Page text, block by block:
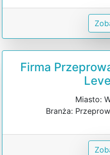
Firma
Miasto:
Branża: